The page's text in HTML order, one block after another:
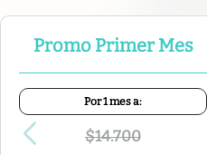
Promo Primer Mes
Por 1 mes a:
$14.700